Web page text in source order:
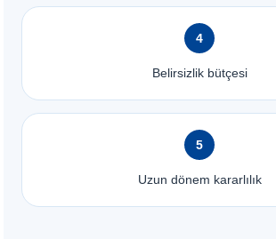
4
Belirsizlik bütçesi
5
Uzun dönem kararlılık